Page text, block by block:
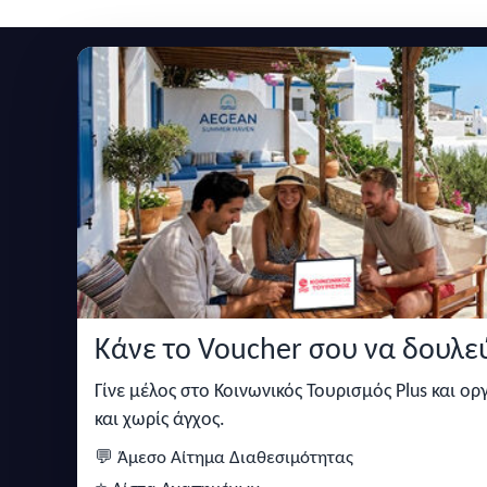
Κάνε το Voucher σου να
Γίνε μέλος στο Κοινωνικός Τουρισμός Plus και
και χωρίς άγχος.
💬 Άμεσο Αίτημα Διαθεσιμότητας
Εγγραφείτε στο newsletter μας
Μείνετε ενημερωμένοι με τις τελευταίες
Κάντε αναζήτηση για προσφορές σε ξενοδοχεία,